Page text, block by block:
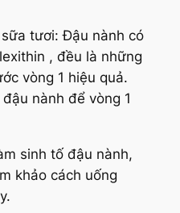
tươi: Đậu nành có
, đều là những
vòng 1 hiệu quả.
nành để vòng 1
sinh tố đậu nành,
khảo cách uống